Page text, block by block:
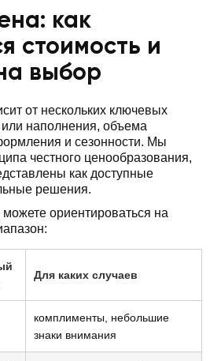
как
стоимость и
выбор
от нескольких ключевых
наполнения, объема
и сезонности. Мы
честного ценообразования,
как доступные
решения.
ориентироваться на
Для каких случаев
комплименты, небольшие
знаки внимания